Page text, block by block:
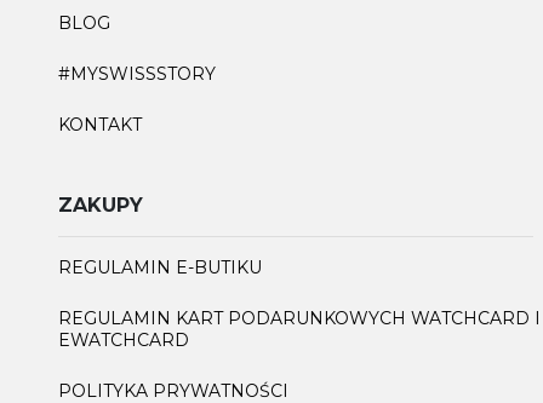
BLOG
#MYSWISSSTORY
KONTAKT
ZAKUPY
REGULAMIN E-BUTIKU
REGULAMIN KART PODARUNKOWYCH WATCHCARD I
EWATCHCARD
POLITYKA PRYWATNOŚCI